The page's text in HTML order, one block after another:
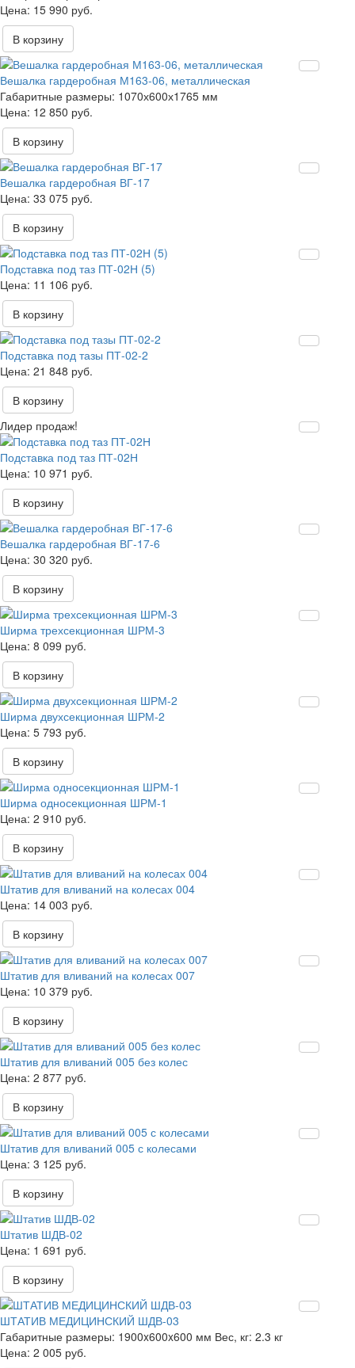
15 990 руб.
В корзину
Вешалка гардеробная М163-06, металлическая
Габаритные размеры: 1070х600х1765 мм
12 850 руб.
В корзину
Вешалка гардеробная ВГ-17
33 075 руб.
В корзину
Подставка под таз ПТ-02Н (5)
11 106 руб.
В корзину
Подставка под тазы ПТ-02-2
21 848 руб.
В корзину
Лидер продаж!
Подставка под таз ПТ-02Н
10 971 руб.
В корзину
Вешалка гардеробная ВГ-17-6
30 320 руб.
В корзину
Ширма трехсекционная ШРМ-3
8 099 руб.
В корзину
Ширма двухсекционная ШРМ-2
5 793 руб.
В корзину
Ширма односекционная ШРМ-1
2 910 руб.
В корзину
Штатив для вливаний на колесах 004
14 003 руб.
В корзину
Штатив для вливаний на колесах 007
10 379 руб.
В корзину
Штатив для вливаний 005 без колес
2 877 руб.
В корзину
Штатив для вливаний 005 с колесами
3 125 руб.
В корзину
Штатив ШДВ-02
1 691 руб.
В корзину
ШТАТИВ МЕДИЦИНСКИЙ ШДВ-03
Габаритные размеры: 1900x600x600 мм Вес, кг: 2.3 кг
2 005 руб.